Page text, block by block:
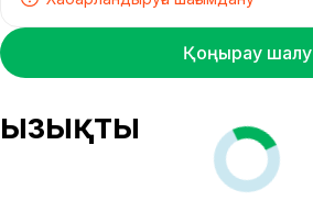
Қоңырау шалу
Қызықты